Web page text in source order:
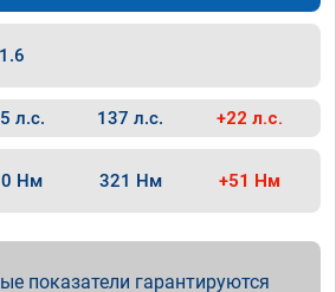
1.6
л.с. 137 л.с. +22 л.с.
Нм 321 Нм +51 Нм
показатели гарантируются